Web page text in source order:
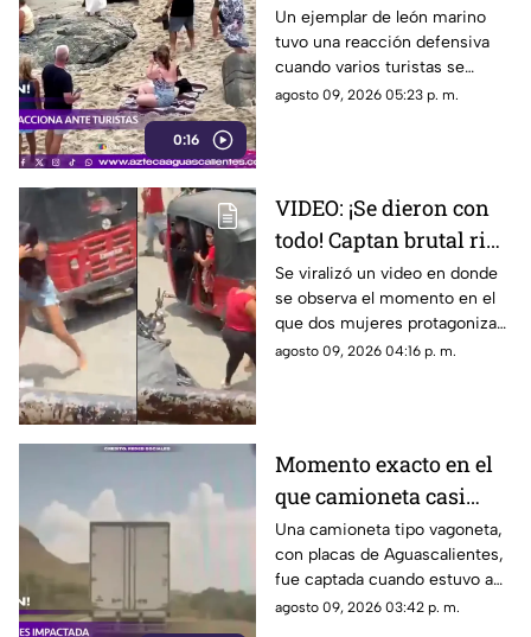
0:16
acercaron demasiado a
una playa
Un ejemplar de león marino
tuvo una reacción defensiva
cuando varios turistas se
aproximaron para fotografiarlo
agosto 09, 2026 05:23 p. m.
VIDEO: ¡Se dieron con
todo! Captan brutal riña
entre dos mujeres en
plena calle
Se viralizó un video en donde
se observa el momento en el
que dos mujeres protagonizan
una pelea plena calle luego de
agosto 09, 2026 04:16 p. m.
Momento exacto en el
que camioneta casi
provoca accidente al
rebasar cerca de La
Curva de la M
Una camioneta tipo vagoneta,
con placas de Aguascalientes,
fue captada cuando estuvo a
punto de ser impactada tras
agosto 09, 2026 03:42 p. m.